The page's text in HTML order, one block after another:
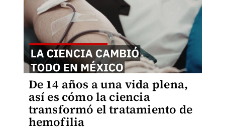
De 14 años a una vida plena,
así es cómo la ciencia
transformó el tratamiento de
hemofilia